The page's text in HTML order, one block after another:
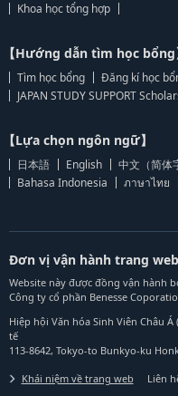
Khoa học tổng hợp
【Hướng dẫn tìm học bổng
Tìm học bổng
Đăng kí học
JAPAN STUDY SUPPORT
【Lựa chọn ngôn ngữ】
日本語 English 中文（简体
Bahasa Indonesia
ภาษาไทย
Đơn vị vận hành trang web
Website này được đồng vận hành
Công ty cổ phần Benesse
Hiệp hội Văn hóa Sinh Viên Châu
tế
113-8642, Tokyo-to Bunkyo-ku
Khái niệm về trang web Liên